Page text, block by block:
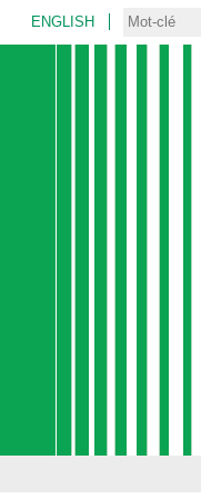
ENGLISH